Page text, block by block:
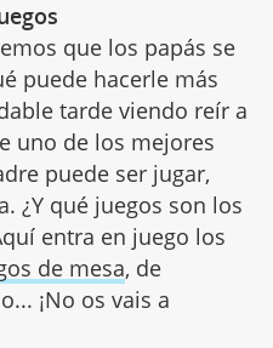
que los papás se
puede hacerle más
tarde viendo reír a
uno de los mejores
puede ser jugar,
¿Y qué juegos son los
entra en juego los
de mesa, de
¡No os vais a